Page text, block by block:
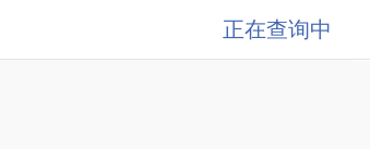
正在查询中